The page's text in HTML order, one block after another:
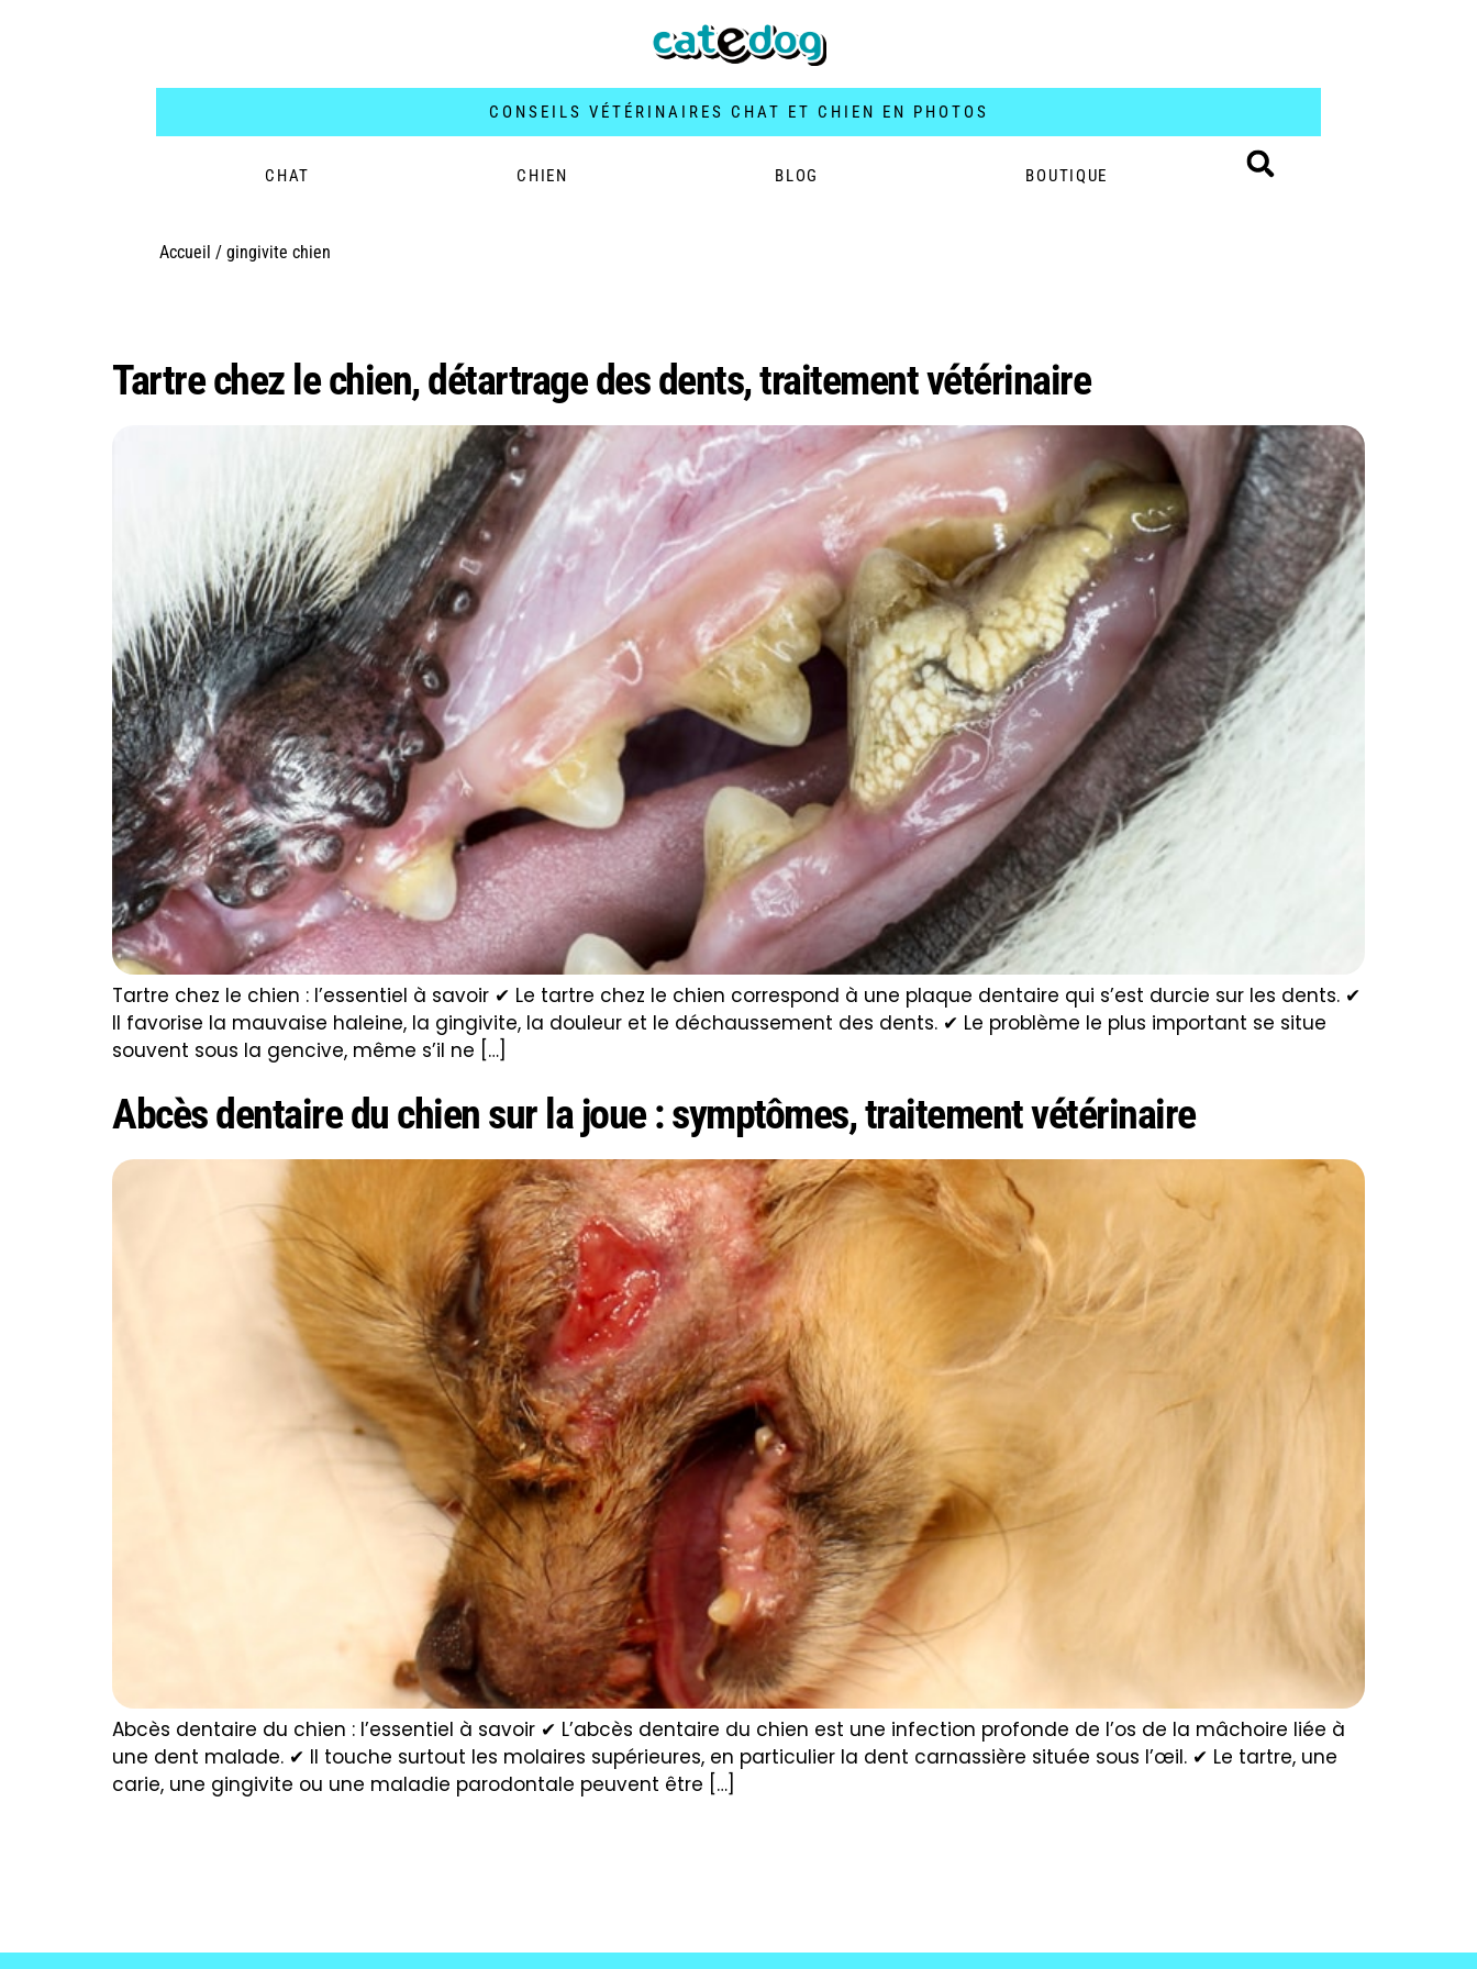
CONSEILS VÉTÉRINAIRES CHAT ET CHIEN EN PHOTOS
CHAT CHIEN BLOG BOUTIQUE
Accueil / gingivite chien
Tartre chez le chien, détartrage des dents, traitement vétérinaire
Tartre chez le chien : l’essentiel à savoir ✔ Le tartre chez le chien correspond à une plaque dentaire qui s’est durcie sur les dents. ✔
Il favorise la mauvaise haleine, la gingivite, la douleur et le déchaussement des dents. ✔ Le problème le plus important se situe
souvent sous la gencive, même s’il ne […]
Abcès dentaire du chien sur la joue : symptômes, traitement vétérinaire
Abcès dentaire du chien : l’essentiel à savoir ✔ L’abcès dentaire du chien est une infection profonde de l’os de la mâchoire liée à
une dent malade. ✔ Il touche surtout les molaires supérieures, en particulier la dent carnassière située sous l’œil. ✔ Le tartre, une
carie, une gingivite ou une maladie parodontale peuvent être […]